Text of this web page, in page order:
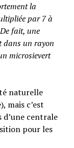
la
par 7 à
fait, une
dans un rayon
microsievert
naturelle
mais c’est
d’une centrale
pour les